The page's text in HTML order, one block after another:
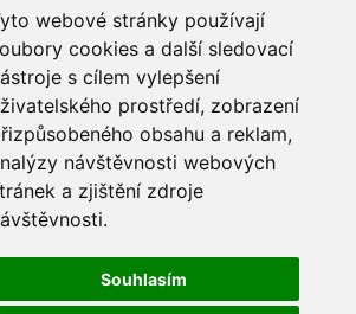
webové stránky používají
cookies a další sledovací
s cílem vylepšení
prostředí, zobrazení
obsahu a reklam,
návštěvnosti webových
a zjištění zdroje
Souhlasím
Sídlo společnosti
Financial Services, a.s.
Gate, 4. patro,
2319/5b, 149 00
Praha 4 – Chodov